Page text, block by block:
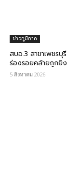
ข่าวภูมิภาค
สบอ.3 สาขาเพชร
ร่องรอยคล้ายถูกยิง
5 สิงหาคม 2026